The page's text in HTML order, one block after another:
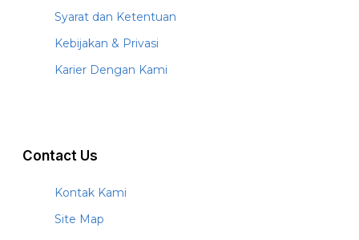
Syarat dan Ketentuan
Kebijakan & Privasi
Karier Dengan Kami
Contact Us
Kontak Kami
Site Map